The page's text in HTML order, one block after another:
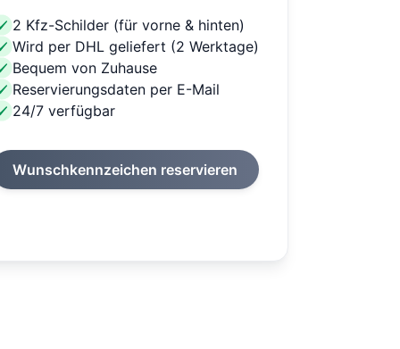
2 Kfz-Schilder (für vorne & hinten)
Wird per DHL geliefert (2 Werktage)
Bequem von Zuhause
Reservierungsdaten per E-Mail
24/7 verfügbar
Wunschkennzeichen reservieren